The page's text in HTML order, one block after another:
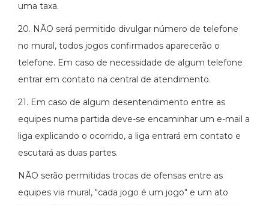
uma taxa.
20. NÃO será permitido divulgar número de telefone
no mural, todos jogos confirmados aparecerão o
telefone. Em caso de necessidade de algum telefone
entrar em contato na central de atendimento.
21. Em caso de algum desentendimento entre as
equipes numa partida deve-se encaminhar um e-mail a
liga explicando o ocorrido, a liga entrará em contato e
escutará as duas partes.
NÃO serão permitidas trocas de ofensas entre as
equipes via mural, "cada jogo é um jogo" e um ato